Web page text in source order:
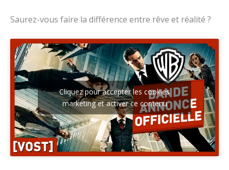
Saurez-vous faire la différence entre rêve et réalité ?
Cliquez pour accepter les cookies
marketing et activer ce contenu